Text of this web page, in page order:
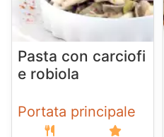
Pasta con carciofi
e robiola
Portata principale